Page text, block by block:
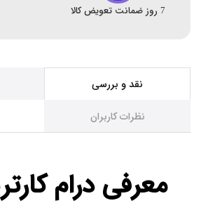
7 روز ضمانت تعویض کالا
نقد و بررسی
نظرات کاربران